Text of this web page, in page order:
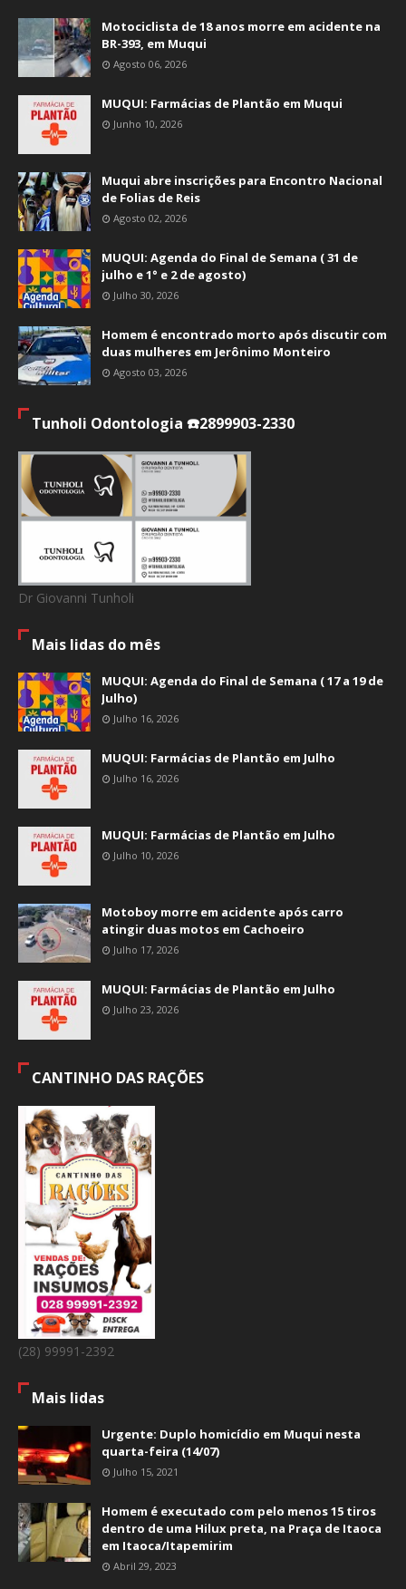
Motociclista de 18 anos morre em acidente na
BR-393, em Muqui
Agosto 06, 2026
MUQUI: Farmácias de Plantão em Muqui
Junho 10, 2026
Muqui abre inscrições para Encontro Nacional
de Folias de Reis
Agosto 02, 2026
MUQUI: Agenda do Final de Semana ( 31 de
julho e 1° e 2 de agosto)
Julho 30, 2026
Homem é encontrado morto após discutir com
duas mulheres em Jerônimo Monteiro
Agosto 03, 2026
Tunholi Odontologia ☎️2899903-2330
Dr Giovanni Tunholi
Mais lidas do mês
MUQUI: Agenda do Final de Semana ( 17 a 19 de
Julho)
Julho 16, 2026
MUQUI: Farmácias de Plantão em Julho
Julho 16, 2026
MUQUI: Farmácias de Plantão em Julho
Julho 10, 2026
Motoboy morre em acidente após carro
atingir duas motos em Cachoeiro
Julho 17, 2026
MUQUI: Farmácias de Plantão em Julho
Julho 23, 2026
CANTINHO DAS RAÇÕES
(28) 99991-2392
Mais lidas
Urgente: Duplo homicídio em Muqui nesta
quarta-feira (14/07)
Julho 15, 2021
Homem é executado com pelo menos 15 tiros
dentro de uma Hilux preta, na Praça de Itaoca
em Itaoca/Itapemirim
Abril 29, 2023